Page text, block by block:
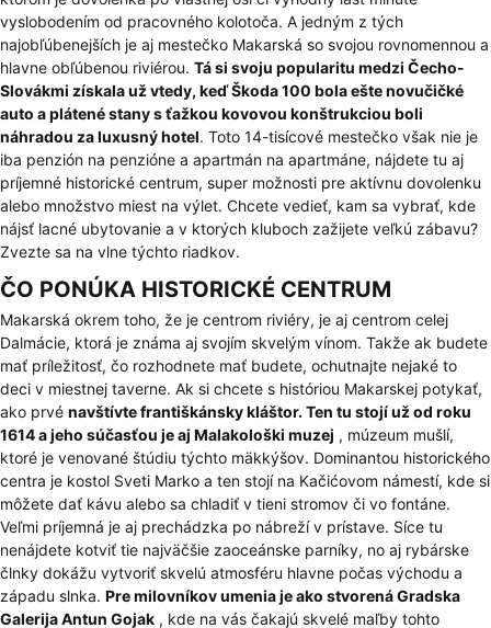
vyslobodením od pracovného kolotoča. A jedným z tých
najobľúbenejších je aj mestečko Makarská so svojou rovnomennou a
hlavne obľúbenou riviérou. Tá si svoju popularitu medzi Čecho-
Slovákmi získala už vtedy, keď Škoda 100 bola ešte novučičké
auto a plátené stany s ťažkou kovovou konštrukciou boli
náhradou za luxusný hotel. Toto 14-tisícové mestečko však nie je
iba penzión na penzióne a apartmán na apartmáne, nájdete tu aj
príjemné historické centrum, super možnosti pre aktívnu dovolenku
alebo množstvo miest na výlet. Chcete vedieť, kam sa vybrať, kde
nájsť lacné ubytovanie a v ktorých kluboch zažijete veľkú zábavu?
Zvezte sa na vlne týchto riadkov.
ČO PONÚKA HISTORICKÉ CENTRUM
Makarská okrem toho, že je centrom riviéry, je aj centrom celej
Dalmácie, ktorá je známa aj svojím skvelým vínom. Takže ak budete
mať príležitosť, čo rozhodnete mať budete, ochutnajte nejaké to
deci v miestnej taverne. Ak si chcete s históriou Makarskej potykať,
ako prvé navštívte františkánsky kláštor. Ten tu stojí už od roku
1614 a jeho súčasťou je aj Malakološki muzej , múzeum mušlí,
ktoré je venované štúdiu týchto mäkkýšov. Dominantou historického
centra je kostol Sveti Marko a ten stojí na Kačićovom námestí, kde si
môžete dať kávu alebo sa chladiť v tieni stromov či vo fontáne.
Veľmi príjemná je aj prechádzka po nábreží v prístave. Síce tu
nenájdete kotviť tie najväčšie zaoceánske parníky, no aj rybárske
člnky dokážu vytvoriť skvelú atmosféru hlavne počas východu a
západu slnka. Pre milovníkov umenia je ako stvorená Gradska
Galerija Antun Gojak , kde na vás čakajú skvelé maľby tohto